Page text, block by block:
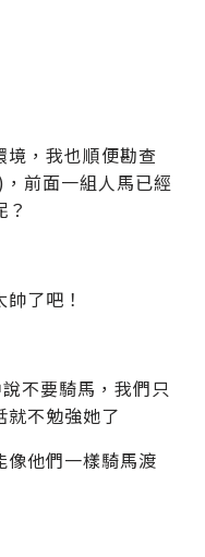
境，我也順便勘查
前面一組人馬已經
了吧！
不要騎馬，我們只
就不勉強她了
像他們一樣騎馬渡